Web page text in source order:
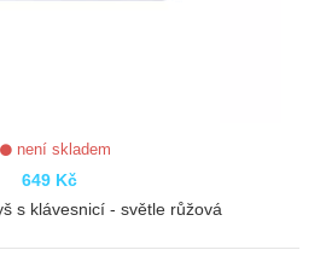
není skladem
649 Kč
s klávesnicí - světle růžová